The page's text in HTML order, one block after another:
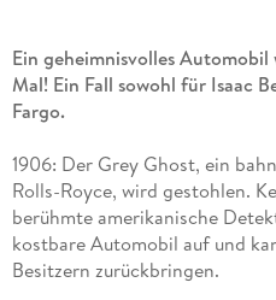
Ein geheimnisvolles
Mal! Ein Fall sowohl für Isaac
Fargo.
1906: Der Grey Ghost, ein
Rolls-Royce, wird gestohlen.
berühmte amerikanische
kostbare Automobil auf und
Besitzern zurückbringen.